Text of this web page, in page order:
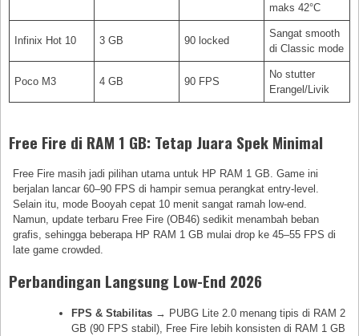
maks 42°C
Infinix Hot 10 3 GB 90 locked
Sangat smooth
di Classic mode
Poco M3 4 GB 90 FPS
No stutter
Erangel/Livik
Free Fire di RAM 1 GB: Tetap Juara Spek Minimal
Free Fire masih jadi pilihan utama untuk HP RAM 1 GB. Game ini
berjalan lancar 60–90 FPS di hampir semua perangkat entry-level.
Selain itu, mode Booyah cepat 10 menit sangat ramah low-end.
Namun, update terbaru Free Fire (OB46) sedikit menambah beban
grafis, sehingga beberapa HP RAM 1 GB mulai drop ke 45–55 FPS di
late game crowded.
Perbandingan Langsung Low-End 2026
FPS & Stabilitas → PUBG Lite 2.0 menang tipis di RAM 2
GB (90 FPS stabil), Free Fire lebih konsisten di RAM 1 GB